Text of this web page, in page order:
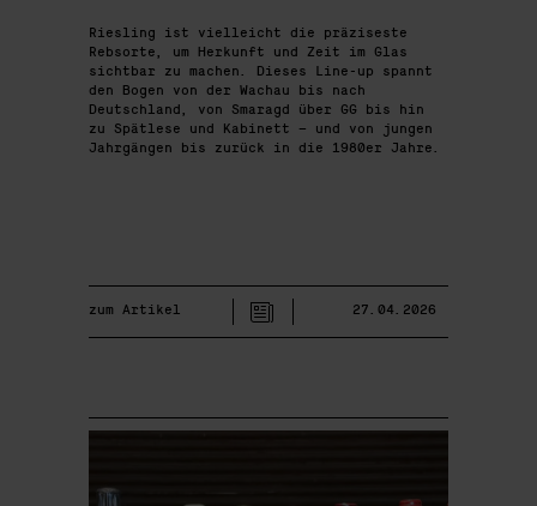
Riesling ist vielleicht die präziseste
Rebsorte, um Herkunft und Zeit im Glas
sichtbar zu machen. Dieses Line-up spannt
den Bogen von der Wachau bis nach
Deutschland, von Smaragd über GG bis hin
zu Spätlese und Kabinett – und von jungen
Jahrgängen bis zurück in die 1980er Jahre.
zum Artikel 27.04.2026